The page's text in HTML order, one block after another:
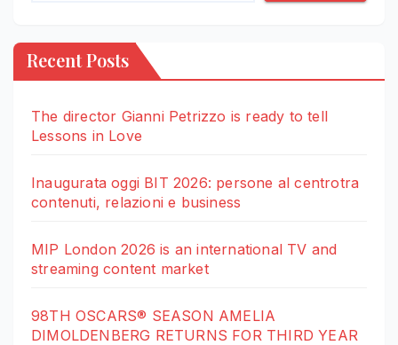
Recent Posts
The director Gianni Petrizzo is ready to tell
Lessons in Love
Inaugurata oggi BIT 2026: persone al centrotra
contenuti, relazioni e business
MIP London 2026 is an international TV and
streaming content market
98TH OSCARS® SEASON AMELIA
DIMOLDENBERG RETURNS FOR THIRD YEAR